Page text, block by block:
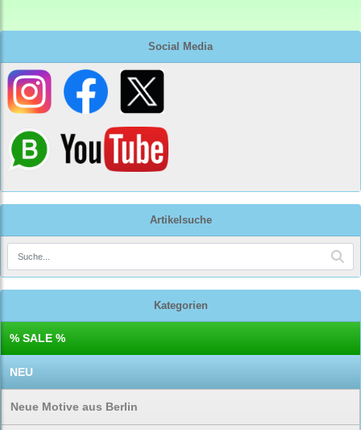
Social Media
Artikelsuche
Kategorien
% SALE %
NEU
Neue Motive aus Berlin